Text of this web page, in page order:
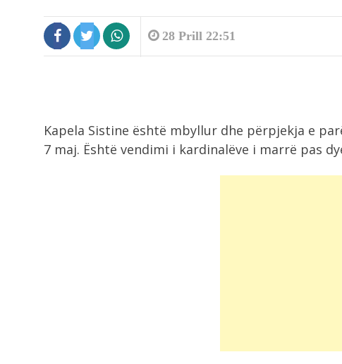
28 Prill 22:51
Kapela Sistine është mbyllur dhe përpjekja e
7 maj. Është vendimi i kardinalëve i marrë pas